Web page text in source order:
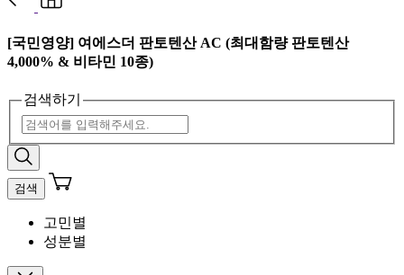
[국민영양] 여에스더 판토텐산 AC (최대함량 판토텐산
4,000% & 비타민 10종)
검색하기
검색
고민별
성분별